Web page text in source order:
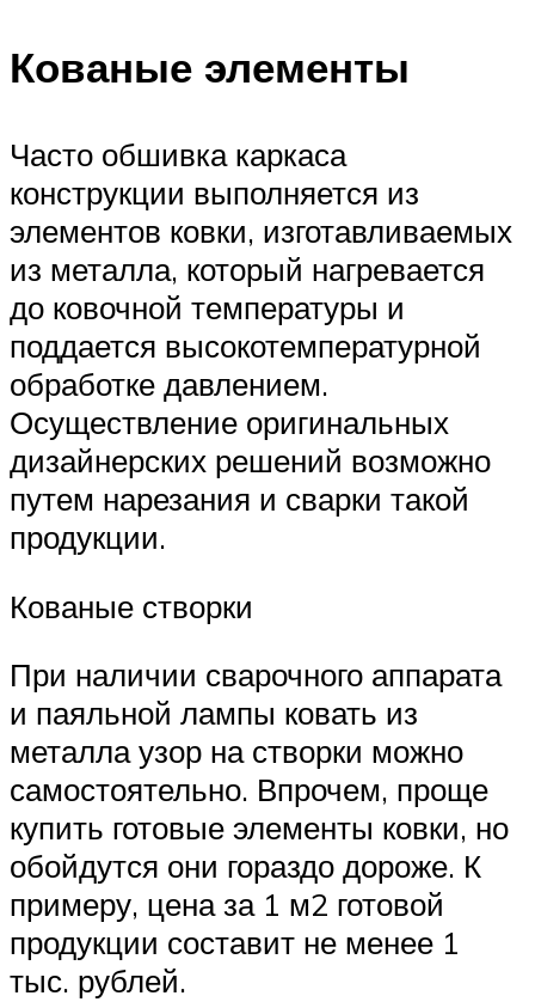
Кованые элементы
Часто обшивка каркаса
конструкции выполняется из
элементов ковки, изготавливаемых
из металла, который нагревается
до ковочной температуры и
поддается высокотемпературной
обработке давлением.
Осуществление оригинальных
дизайнерских решений возможно
путем нарезания и сварки такой
продукции.
Кованые створки
При наличии сварочного аппарата
и паяльной лампы ковать из
металла узор на створки можно
самостоятельно. Впрочем, проще
купить готовые элементы ковки, но
обойдутся они гораздо дороже. К
примеру, цена за 1 м2 готовой
продукции составит не менее 1
тыс. рублей.